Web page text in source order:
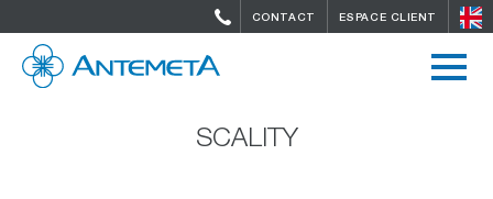
CONTACT ESPACE CLIENT
SCALITY